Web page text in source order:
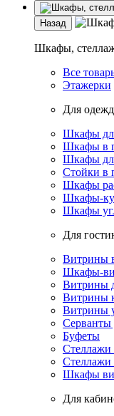
Назад
Шкафы,
Все
Этажерки
Для
Шкафы
Шкафы в
Шкафы
Стойки в
Шкафы
Шкафы-
Шкафы
Для
Витрины
Шкафы-
Витрины
Витрины
Витрины
Серванты
Буфеты
Стеллажи
Шкафы
Для